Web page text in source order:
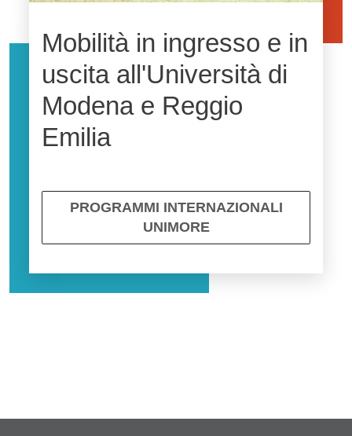
Mobilità in ingresso e in
uscita all'Università di
Modena e Reggio
Emilia
PROGRAMMI INTERNAZIONALI
UNIMORE